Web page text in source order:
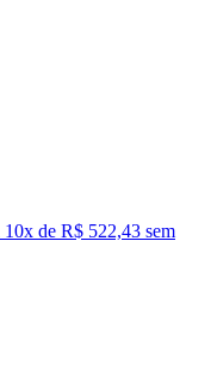
10x de R$ 522,43 sem